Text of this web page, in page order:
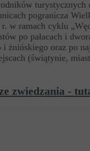
turystycznych
pogranicza
r. w ramach cyklu
po pałacach i
i żnińskiego oraz po
(świątynie,
zwiedzania -